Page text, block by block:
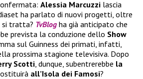
Alessia Marcuzzi lascia
ha parlato di nuovi progetti, oltre
si tratta? TvBlog ha già anticipato che
prevista la conduzione dello Show
sul Guinness dei primati, infatti,
prossima stagione televisiva. Dopo
Scotti , dunque, subentrerebbe la
all’Isola dei Famosi?